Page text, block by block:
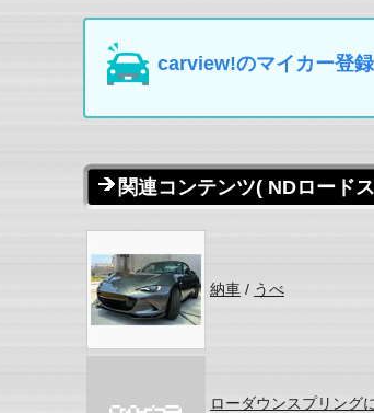
carview!のマイカー登
関連コンテンツ( NDロード
納車 / うべ
ローダウンスプリング